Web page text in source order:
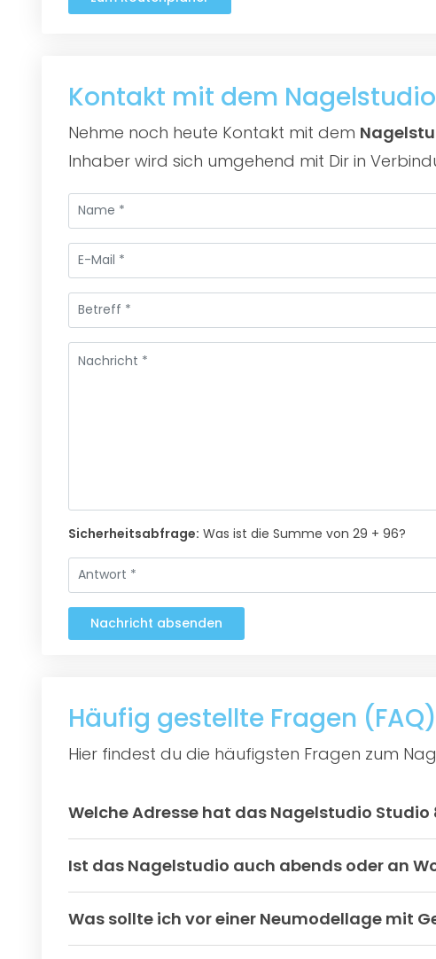
Kontakt mit dem
Nehme noch heute Kontakt mit dem
Inhaber wird sich umgehend mit Dir in
Sicherheitsabfrage: Was ist die Summe von 29 + 96?
Nachricht absenden
Häufig gestellte Fragen
Hier findest du die häufigsten Fragen zum
Welche Adresse hat das Nagelstudio Studio
Ist das Nagelstudio auch abends oder an
Was sollte ich vor einer Neumodellage mit